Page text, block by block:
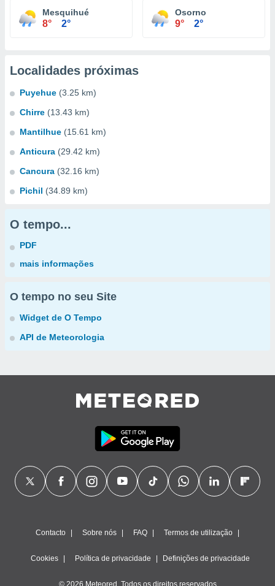
Mesquihué
8° 2°
Osorno
9° 2°
Localidades próximas
Puyehue (3.25 km)
Chirre (13.43 km)
Mantilhue (15.61 km)
Anticura (29.42 km)
Cancura (32.16 km)
Pichil (34.89 km)
O tempo...
PDF
mais informações
O tempo no seu Site
Widget de O Tempo
API de Meteorologia
Contacto Sobre nós FAQ Termos de utilização
Cookies Política de privacidade Definições de privacidade
© 2026 Meteored. Todos os direitos reservados